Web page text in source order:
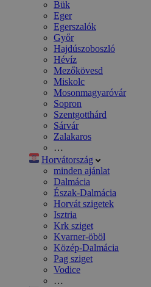
Bük
Eger
Egerszalók
Győr
Hajdúszoboszló
Hévíz
Mezőkövesd
Miskolc
Mosonmagyaróvár
Sopron
Szentgotthárd
Sárvár
Zalakaros
…
Horvátország
minden ajánlat
Dalmácia
Észak-Dalmácia
Horvát szigetek
Isztria
Krk sziget
Kvarner-öböl
Közép-Dalmácia
Pag sziget
Vodice
…